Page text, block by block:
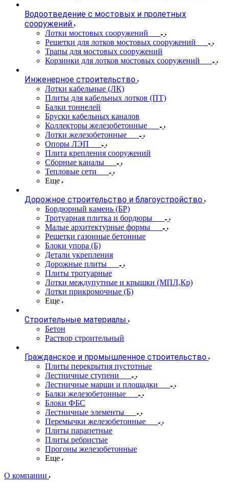
Водоотведение с мостовых и пролетных
сооружений
Лотки мостовых сооружений
Решетки для лотков мостовых сооружений
Трапы для мостовых сооружений
Корзинки для лотков мостовых сооружений
Инженерное строительство
Лотки кабельные (ЛК)
Плиты для кабельных лотков (ПТ)
Балки тоннелей
Бруски кабельных каналов
Коллекторы железобетонные
Лотки железобетонные
Опоры ЛЭП
Плита крепления сооружений
Сборные каналы
Тепловые сети
Еще
Дорожное строительство и благоустройство
Бордюрный камень (БР)
Тротуарная плитка и бордюры
Малые архитектурные формы
Решетки газонные бетонные
Блоки упора (Б)
Детали укрепления
Дорожные плиты
Плиты тротуарные
Лотки междупутные и крышки (МПЛ,Кр)
Лотки прикромочные (Б)
Еще
Строительные материалы
Бетон
Раствор строительный
Гражданское и промышленное строительство
Плиты перекрытия пустотные
Лестничные ступени
Лестничные марши и площадки
Балки железобетонные
Блоки ФБС
Лестничные элементы
Перемычки железобетонные
Плиты парапетные
Плиты ребристые
Прогоны железобетонные
Еще
О компании